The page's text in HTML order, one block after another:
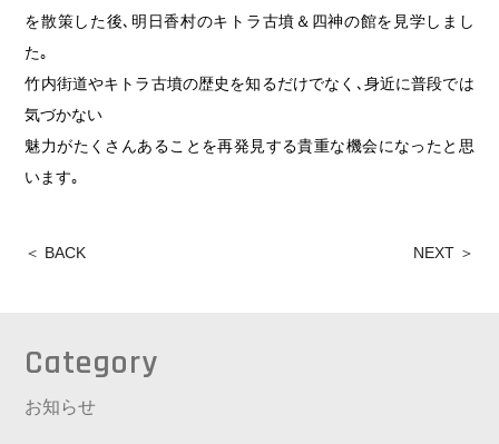
を散策した後､明日香村のキトラ古墳＆四神の館を見学しまし
た｡
竹内街道やキトラ古墳の歴史を知るだけでなく､身近に普段では
気づかない
魅力がたくさんあることを再発見する貴重な機会になったと思
います｡
＜ BACK NEXT ＞
Category
お知らせ